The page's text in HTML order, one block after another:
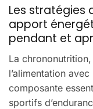
Les stratégies
apport
pendant et
La
l’alimentation
composante
sportifs